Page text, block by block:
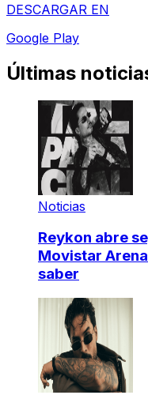
DESCARGAR EN
Google Play
Últimas
Noticias
Reykon abre
Movistar
saber